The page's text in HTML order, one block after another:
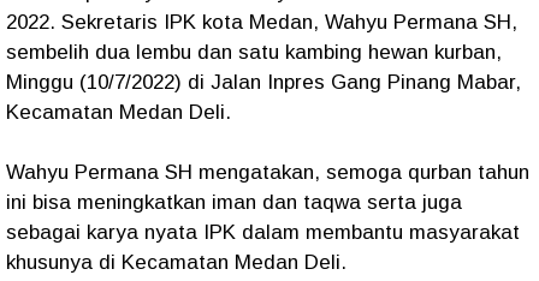
2022. Sekretaris IPK kota Medan, Wahyu Permana SH,
sembelih dua lembu dan satu kambing hewan kurban,
Minggu (10/7/2022) di Jalan Inpres Gang Pinang Mabar,
Kecamatan Medan Deli.
Wahyu Permana SH mengatakan, semoga qurban tahun
ini bisa meningkatkan iman dan taqwa serta juga
sebagai karya nyata IPK dalam membantu masyarakat
khusunya di Kecamatan Medan Deli.